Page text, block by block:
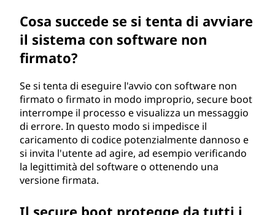
Cosa succede se si tenta di avviare
il sistema con software non
firmato?
Se si tenta di eseguire l'avvio con software non
firmato o firmato in modo improprio, secure boot
interrompe il processo e visualizza un messaggio
di errore. In questo modo si impedisce il
caricamento di codice potenzialmente dannoso e
si invita l'utente ad agire, ad esempio verificando
la legittimità del software o ottenendo una
versione firmata.
Il secure boot protegge da tutti i